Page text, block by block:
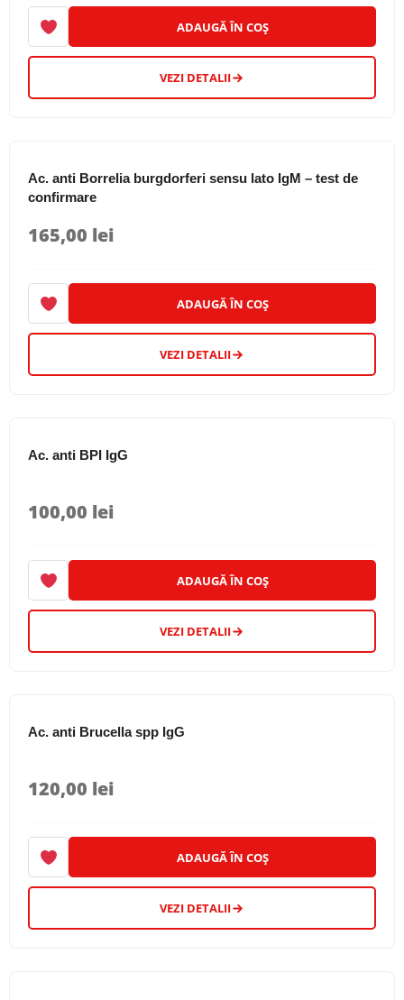
ADAUGĂ ÎN COȘ
VEZI DETALII
Ac. anti Borrelia burgdorferi sensu lato IgM – test de
confirmare
165,00 lei
ADAUGĂ ÎN COȘ
VEZI DETALII
Ac. anti BPI IgG
100,00 lei
ADAUGĂ ÎN COȘ
VEZI DETALII
Ac. anti Brucella spp IgG
120,00 lei
ADAUGĂ ÎN COȘ
VEZI DETALII